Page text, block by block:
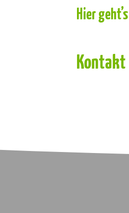
Hier
Kontakt